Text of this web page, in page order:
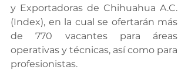
y Exportadoras de Chihuahua A.C.
(Index), en la cual se ofertarán más
de 770 vacantes para áreas
operativas y técnicas, así como para
profesionistas.